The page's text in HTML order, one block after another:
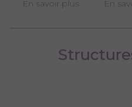
En savoir plus En